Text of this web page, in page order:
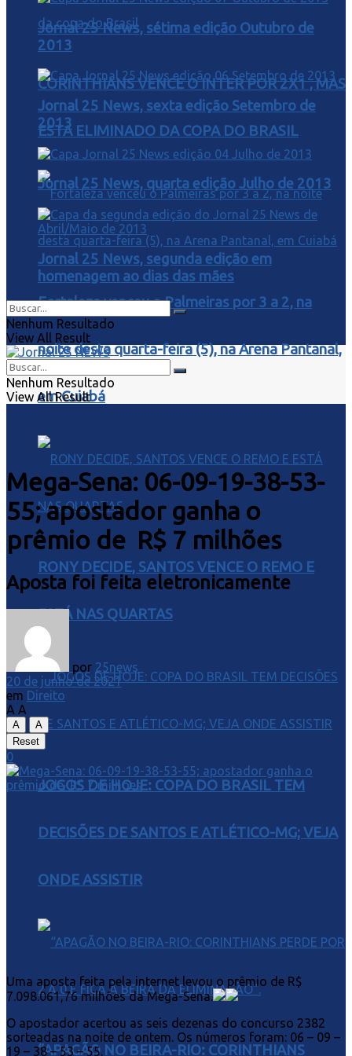
CORINTHIANS VENCE O INTER POR 2X1 , MAS
ESTA ELIMINADO DA COPA DO BRASIL
Fortaleza venceu o Palmeiras por 3 a 2, na
noite desta quarta-feira (5), na Arena Pantanal,
em Cuiabá
RONY DECIDE, SANTOS VENCE O REMO E
ESTÁ NAS QUARTAS
JOGOS DE HOJE: COPA DO BRASIL TEM
DECISÕES DE SANTOS E ATLÉTICO-MG; VEJA
ONDE ASSISTIR
“APAGÃO NO BEIRA-RIO: CORINTHIANS
Jornal 25 News, sétima edição Outubro de
2013
Jornal 25 News, sexta edição Setembro de
2013
Jornal 25 News, quarta edição Julho de 2013
Jornal 25 News, segunda edição em
homenagem ao dias das mães
Nenhum Resultado
View All Result
Nenhum Resultado
View All Result
Mega-Sena: 06-09-19-38-53-
55; apostador ganha o
prêmio de R$ 7 milhões
Aposta foi feita eletronicamente
por 25news
20 de junho de 2021
em Direito
A A
A
A
Reset
0
Uma aposta feita pela internet levou o prêmio de R$
7.098.061,76 milhões da Mega-Sena.
O apostador acertou as seis dezenas do concurso 2382
sorteadas na noite de ontem. Os números foram: 06 – 09 –
19 – 38 – 53 – 55.